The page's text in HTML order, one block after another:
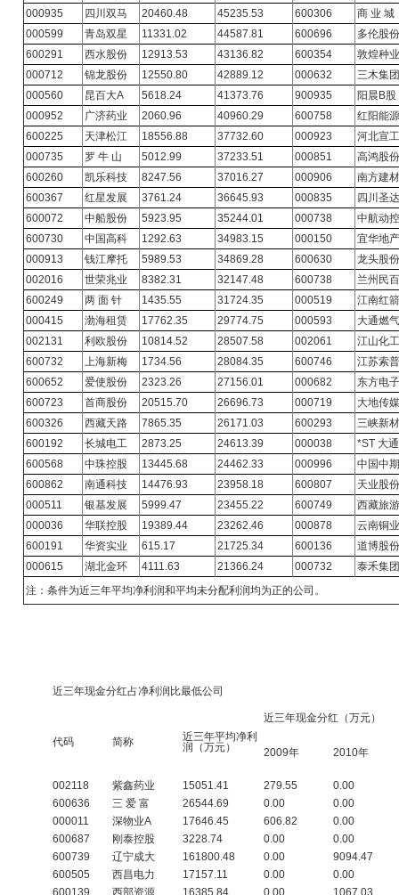
000935
四川双马 20460.48 45235.53 600306
商 业 城
000599
青岛双星 11331.02 44587.81 600696
多伦股份
600291
西水股份 12913.53 43136.82 600354
敦煌种业
000712
锦龙股份 12550.80 42889.12 000632
三木集团
000560
昆百大A 5618.24 41373.76 900935
阳晨B股
000952
广济药业 2060.96 40960.29 600758
红阳能源
600225
天津松江 18556.88 37732.60 000923
河北宣工
000735
罗 牛 山 5012.99 37233.51 000851
高鸿股份
600260
凯乐科技 8247.56 37016.27 000906
南方建材
600367
红星发展 3761.24 36645.93 000835
四川圣达
600072
中船股份 5923.95 35244.01 000738
中航动控
600730
中国高科 1292.63 34983.15 000150
宜华地产
000913
钱江摩托 5989.53 34869.28 600630
龙头股份
002016
世荣兆业 8382.31 32147.48 600738
兰州民百
600249
两 面 针 1435.55 31724.35 000519
江南红箭
000415
渤海租赁 17762.35 29774.75 000593
大通燃气
002131
利欧股份 10814.52 28507.58 002061
江山化工
600732
上海新梅 1734.56 28084.35 600746
江苏索普
600652
爱使股份 2323.26 27156.01 000682
东方电子
600723
首商股份 20515.70 26696.73 000719
大地传媒
600326
西藏天路 7865.35 26171.03 600293
三峡新材
600192
长城电工 2873.25 24613.39 000038
*ST 大通
600568
中珠控股 13445.68 24462.33 000996
中国中期
600862
南通科技 14476.93 23958.18 600807
天业股份
000511
银基发展 5999.47 23455.22 600749
西藏旅游
000036
华联控股 19389.44 23262.46 000878
云南铜业
600191
华资实业 615.17 21725.34 600136
道博股份
000615
湖北金环 4111.63 21366.24 000732
泰禾集团
注：条件为近三年平均净利润和平均未分配利润均为正的公司。
近三年现金分红占净利润比最低公司
代码 简称
近三年平均净利
润（万元）
近三年现金分红（万元）
2009年 2010年
002118 紫鑫药业 15051.41 279.55
0.00
600636
三 爱 富 26544.69 0.00
0.00
000011
深物业A 17646.45 606.82
0.00
600687
刚泰控股 3228.74 0.00
0.00
600739
辽宁成大 161800.48 0.00
9094.47
600505
西昌电力 17157.11 0.00
0.00
600139
西部资源 16385.84 0.00 1067.03